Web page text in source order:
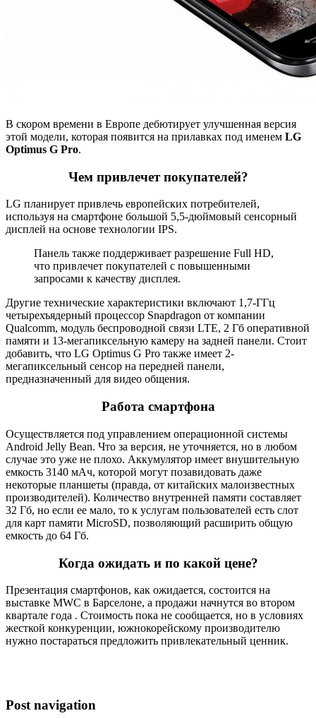
В скором времени в Европе дебютирует улучшенная версия
этой модели, которая появится на прилавках под именем LG
Optimus G Pro.
Чем привлечет покупателей?
LG планирует привлечь европейских потребителей,
используя на смартфоне большой 5,5-дюймовый сенсорный
дисплей на основе технологии IPS.
Панель также поддерживает разрешение Full HD,
что привлечет покупателей с повышенными
запросами к качеству дисплея.
Другие технические характеристики включают 1,7-ГГц
четырехъядерный процессор Snapdragon от компании
Qualcomm, модуль беспроводной связи LTE, 2 Гб оперативной
памяти и 13-мегапиксельную камеру на задней панели. Стоит
добавить, что LG Optimus G Pro также имеет 2-
мегапиксельный сенсор на передней панели,
предназначенный для видео общения.
Работа смартфона
Осуществляется под управлением операционной системы
Android Jelly Bean. Что за версия, не уточняется, но в любом
случае это уже не плохо. Аккумулятор имеет внушительную
емкость 3140 мАч, которой могут позавидовать даже
некоторые планшеты (правда, от китайских малоизвестных
производителей). Количество внутренней памяти составляет
32 Гб, но если ее мало, то к услугам пользователей есть слот
для карт памяти MicroSD, позволяющий расширить общую
емкость до 64 Гб.
Когда ожидать и по какой цене?
Презентация смартфонов, как ожидается, состоится на
выставке MWC в Барселоне, а продажи начнутся во втором
квартале года . Стоимость пока не сообщается, но в условиях
жесткой конкуренции, южнокорейскому производителю
нужно постараться предложить привлекательный ценник.
Post navigation